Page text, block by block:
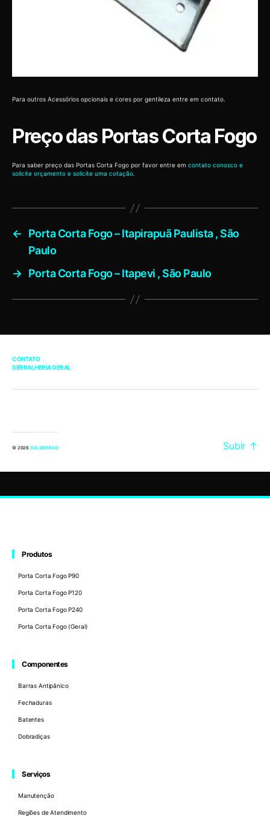
Para outros Acessórios opcionais e cores por gentileza entre em contato.
Preço das Portas Corta Fogo
Para saber preço das Portas Corta Fogo por favor entre em contato conosco e
solicite orçamento e solicite uma cotação.
←
Porta Corta Fogo – Itapirapuã Paulista , São
Paulo
→ Porta Corta Fogo – Itapevi , São Paulo
CONTATO
SERRALHERIA GERAL
© 2026 SOLOBRASID Subir ↑
Produtos
Porta Corta Fogo P90
Porta Corta Fogo P120
Porta Corta Fogo P240
Porta Corta Fogo (Geral)
Componentes
Barras Antipânico
Fechaduras
Batentes
Dobradiças
Serviços
Manutenção
Regiões de Atendimento